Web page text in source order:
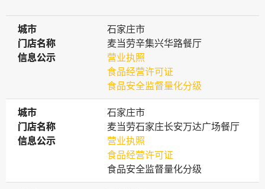
城市
城市
石家庄市
门店名称
门店名称
麦当劳辛集兴华路餐厅
信息公示
信息公示
营业执照
食品经营许可证
食品安全监督量化分级
城市
城市
石家庄市
门店名称
门店名称
麦当劳石家庄长安万达广场餐厅
信息公示
信息公示
营业执照
食品经营许可证
食品安全监督量化分级